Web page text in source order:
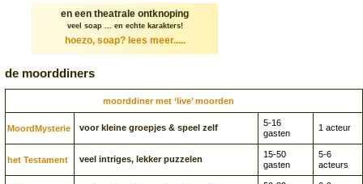
en een theatrale ontknoping
veel soap ... en echte karakters!
hoezo, soap? lees meer.....
de moorddiners
moorddiner met ‘live’ moorden
Moord­Mysterie voor kleine groepjes & speel zelf
5-16
gasten
1 acteur
het Testament veel intriges, lekker puzzelen
15-50
gasten
5-6
acteurs